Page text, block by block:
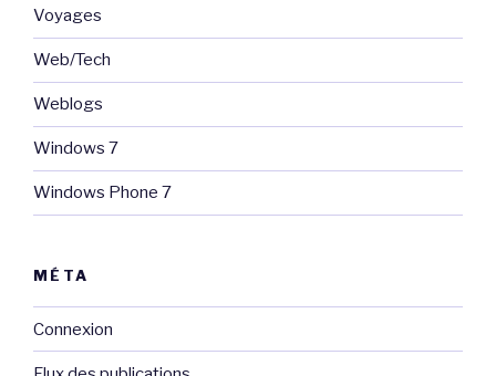
Voyages
Web/Tech
Weblogs
Windows 7
Windows Phone 7
MÉTA
Connexion